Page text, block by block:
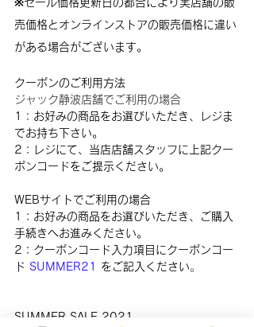
※セール価格更新日の都合により実店舗の販
売価格とオンラインストアの販売価格に違い
がある場合がございます。
クーポンのご利用方法
ジャック静波店舗でご利用の場合
1：お好みの商品をお選びいただき、レジま
でお持ち下さい。
2：レジにて、当店店舗スタッフに上記クー
ポンコードをご提示ください。
WEBサイトでご利用の場合
1：お好みの商品をお選びいただき、ご購入
手続きへお進みください。
2：クーポンコード入力項目にクーポンコー
ド SUMMER21 をご記入ください。
SUMMER SALE 2021